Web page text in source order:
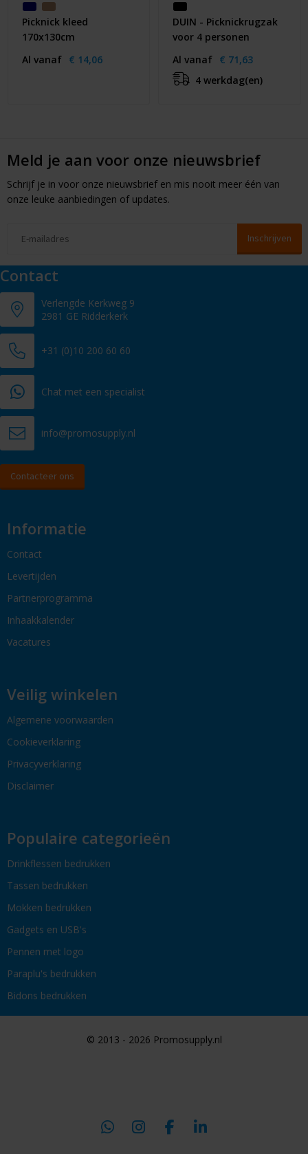
Picknick kleed
170x130cm
Al vanaf € 14,06
DUIN - Picknickrugzak
voor 4 personen
Al vanaf € 71,63
4 werkdag(en)
Meld je aan voor onze nieuwsbrief
Schrijf je in voor onze nieuwsbrief en mis nooit meer één van
onze leuke aanbiedingen of updates.
Contact
Verlengde Kerkweg 9
2981 GE Ridderkerk
+31 (0)10 200 60 60
Chat met een specialist
info@promosupply.nl
Contacteer ons
Informatie
Contact
Levertijden
Partnerprogramma
Inhaakkalender
Vacatures
Veilig winkelen
Algemene voorwaarden
Cookieverklaring
Privacyverklaring
Disclaimer
Populaire categorieën
Drinkflessen bedrukken
Tassen bedrukken
Mokken bedrukken
Gadgets en USB's
Pennen met logo
Paraplu's bedrukken
Bidons bedrukken
© 2013 - 2026 Promosupply.nl